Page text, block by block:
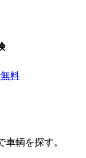
料
車輌を探す。